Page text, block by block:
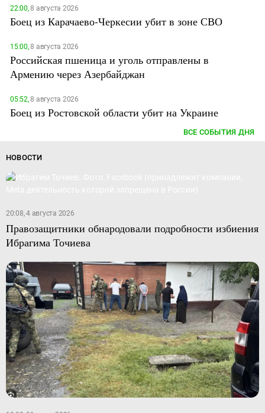
22:00,8 августа 2026
Боец из Карачаево-Черкесии убит в зоне СВО
15:00,8 августа 2026
Российская пшеница и уголь отправлены в
Армению через Азербайджан
05:52,8 августа 2026
Боец из Ростовской области убит на Украине
ВСЕ СОБЫТИЯ ДНЯ
НОВОСТИ
20:08, 4 августа 2026
Правозащитники обнародовали подробности избиения
Ибрагима Точиева